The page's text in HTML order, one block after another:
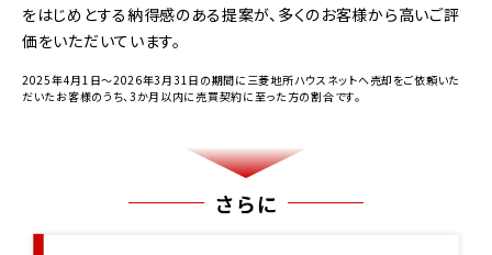
をはじめとする納得感のある提案が、多くのお客様から高いご評
価をいただいています。
2025年4月1日～2026年3月31日の期間に三菱地所ハウスネットへ売却をご依頼いた
だいたお客様のうち、3か月以内に売買契約に至った方の割合です。